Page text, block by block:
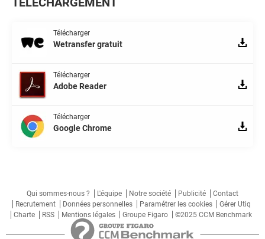
Télécharger
Wetransfer gratuit
Télécharger
Adobe Reader
Télécharger
Google Chrome
Qui sommes-nous ? L'équipe Notre société Publicité
Contact
Recrutement
Données personnelles Paramétrer les cookies
Gérer Utiq
Charte
RSS Mentions légales Groupe Figaro ©2025 CCM Benchmark